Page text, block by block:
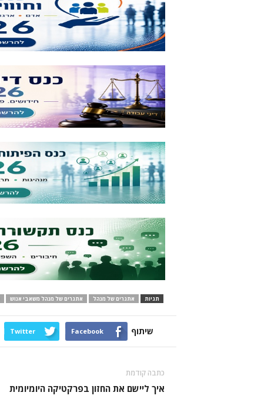
תגיות אתגרים של מנהל אתגרים של מנהל משאבי אנוש
שיתוף Facebook
Twitter
כתבה קודמת
איך ליישם את החזון בפרקטיקה היומיומית